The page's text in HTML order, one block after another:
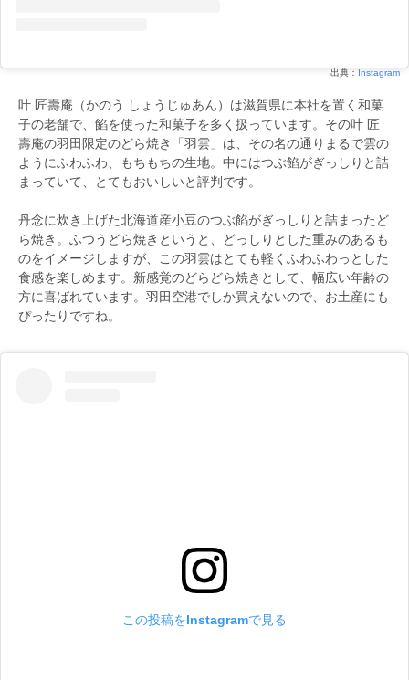
出典： Instagram
叶 匠壽庵（かのう しょうじゅあん）は滋賀県に本社を置く和菓
子の老舗で、餡を使った和菓子を多く扱っています。その叶 匠
壽庵の羽田限定のどら焼き「羽雲」は、その名の通りまるで雲の
ようにふわふわ、もちもちの生地。中にはつぶ餡がぎっしりと詰
まっていて、とてもおいしいと評判です。
丹念に炊き上げた北海道産小豆のつぶ餡がぎっしりと詰まったど
ら焼き。ふつうどら焼きというと、どっしりとした重みのあるも
のをイメージしますが、この羽雲はとても軽くふわふわっとした
食感を楽しめます。新感覚のどらどら焼きとして、幅広い年齢の
方に喜ばれています。羽田空港でしか買えないので、お土産にも
ぴったりですね。
この投稿をInstagramで見る